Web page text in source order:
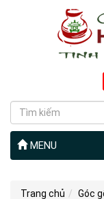
MENU
Trang chủ
Góc